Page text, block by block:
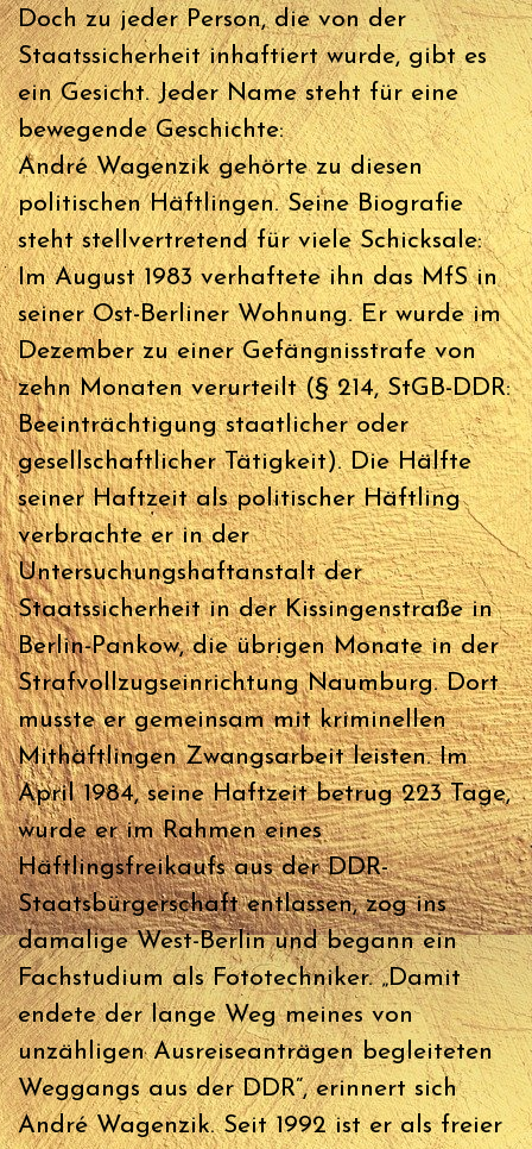
Doch zu jeder Person, die von der
Staatssicherheit inhaftiert wurde, gibt es
ein Gesicht. Jeder Name steht für eine
bewegende Geschichte:
André Wagenzik gehörte zu diesen
politischen Häftlingen. Seine Biografie
steht stellvertretend für viele Schicksale:
Im August 1983 verhaftete ihn das MfS in
seiner Ost-Berliner Wohnung. Er wurde im
Dezember zu einer Gefängnisstrafe von
zehn Monaten verurteilt (§ 214, StGB-DDR:
Beeinträchtigung staatlicher oder
gesellschaftlicher Tätigkeit). Die Hälfte
seiner Haftzeit als politischer Häftling
verbrachte er in der
Untersuchungshaftanstalt der
Staatssicherheit in der Kissingenstraße in
Berlin-Pankow, die übrigen Monate in der
Strafvollzugseinrichtung Naumburg. Dort
musste er gemeinsam mit kriminellen
Mithäftlingen Zwangsarbeit leisten. Im
April 1984, seine Haftzeit betrug 223 Tage,
wurde er im Rahmen eines
Häftlingsfreikaufs aus der DDR-
Staatsbürgerschaft entlassen, zog ins
damalige West-Berlin und begann ein
Fachstudium als Fototechniker. „Damit
endete der lange Weg meines von
unzähligen Ausreiseanträgen begleiteten
Weggangs aus der DDR“, erinnert sich
André Wagenzik. Seit 1992 ist er als freier